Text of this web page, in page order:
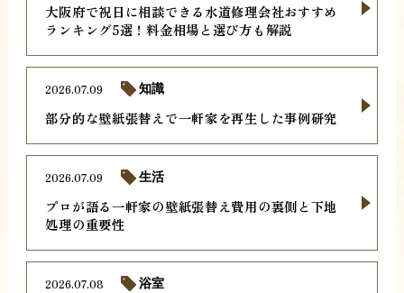
大阪府で祝日に相談できる水道修理会社おすすめ
ランキング5選！料金相場と選び方も解説
部分的な壁紙張替えで一軒家を再生した事例研究
2026.07.09 知識
プロが語る一軒家の壁紙張替え費用の裏側と下地
処理の重要性
2026.07.09 生活
2026.07.08 浴室